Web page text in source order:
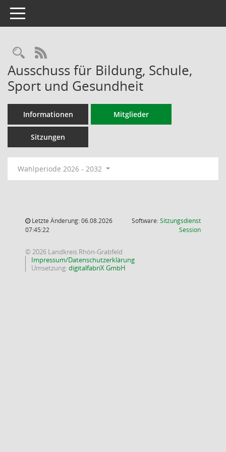
Toggle navigation
RSS-Feed
Ausschuss für Bildung, Schule,
Sport und Gesundheit
Informationen Mitglieder
Sitzungen
Wahlperiode 2026 - 2032
Letzte Änderung: 06.08.2026
07:45:22
Software:Sitzungsdienst
Session(Wird in
© 2026 Landkreis Rhön-Grabfeld
Impressum/Datenschutzerklärung
Umsetzung:digitalfabriX GmbH